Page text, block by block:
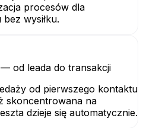
procesów dla
wysiłku.
od leada do transakcji
od pierwszego kontaktu
skoncentrowana na
dzieje się automatycznie.